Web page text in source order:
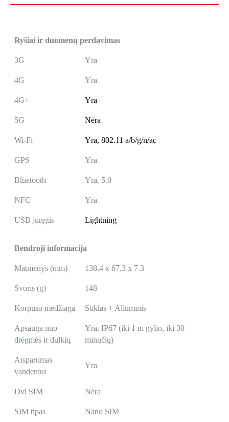
Ryšiai ir duomenų perdavimas
3G Yra
4G Yra
4G+ Yra
5G Nėra
Wi-Fi Yra, 802.11 a/b/g/n/ac
GPS Yra
Bluetooth Yra, 5.0
NFC Yra
USB jungtis Lightning
Bendroji informacija
Matmenys (mm) 138.4 x 67.3 x 7.3
Svoris (g) 148
Korpuso medžiaga Stiklas + Aliuminis
Apsauga nuo
drėgmės ir dulkių
Yra, IP67 (iki 1 m gylio, iki 30
minučių)
Atsparumas
vandeniui
Yra
Dvi SIM Nėra
SIM tipas Nano SIM